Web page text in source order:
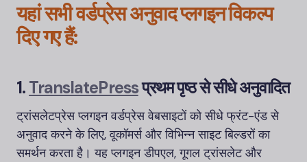
यहां सभी वर्डप्रेस अनुवाद प्लगइन विकल्प
दिए गए हैं:
1.TranslatePressप्रथम पृष्ठ से सीधे अनुवादित
ट्रांसलेटप्रेस प्लगइन वर्डप्रेस वेबसाइटों को सीधे फ्रंट-एंड से
अनुवाद करने के लिए, वूकॉमर्स और विभिन्न साइट बिल्डरों का
समर्थन करता है। यह प्लगइन डीपएल, गूगल ट्रांसलेट और